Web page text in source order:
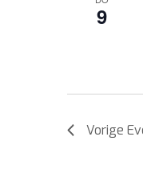
9
Vorige